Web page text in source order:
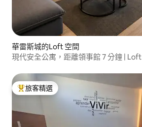
華雷斯城的Loft 空間
現代安全公寓，距離領事館 7 分鐘 | Loft
旅客精選榜首
旅客精選